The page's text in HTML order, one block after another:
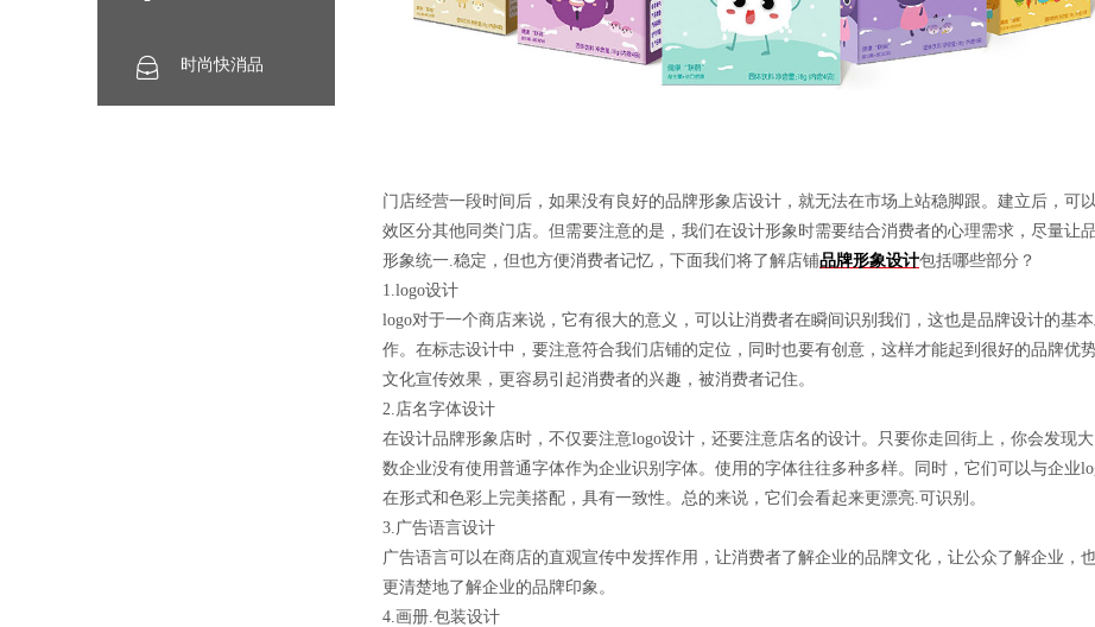
时尚快消品
门店经营一段时间后，如果没有良好的品牌形象店设计，就无法在市场上站稳脚跟。建立后，可
效区分其他同类门店。但需要注意的是，我们在设计形象时需要结合消费者的心理需求，尽量让
形象统一.稳定，但也方便消费者记忆，下面我们将了解店铺品牌形象设计包括哪些部分？
1.logo设计
logo对于一个商店来说，它有很大的意义，可以让消费者在瞬间识别我们，这也是品牌设计的基
作。在标志设计中，要注意符合我们店铺的定位，同时也要有创意，这样才能起到很好的品牌优
文化宣传效果，更容易引起消费者的兴趣，被消费者记住。
2.店名字体设计
在设计品牌形象店时，不仅要注意logo设计，还要注意店名的设计。只要你走回街上，你会发现
数企业没有使用普通字体作为企业识别字体。使用的字体往往多种多样。同时，它们可以与企业
在形式和色彩上完美搭配，具有一致性。总的来说，它们会看起来更漂亮.可识别。
3.广告语言设计
广告语言可以在商店的直观宣传中发挥作用，让消费者了解企业的品牌文化，让公众了解企业，
更清楚地了解企业的品牌印象。
4.画册.包装设计